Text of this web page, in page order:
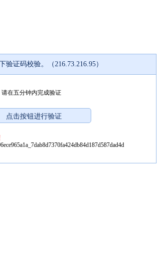
证码校验。（216.73.216.95）
请在五分钟内完成验证